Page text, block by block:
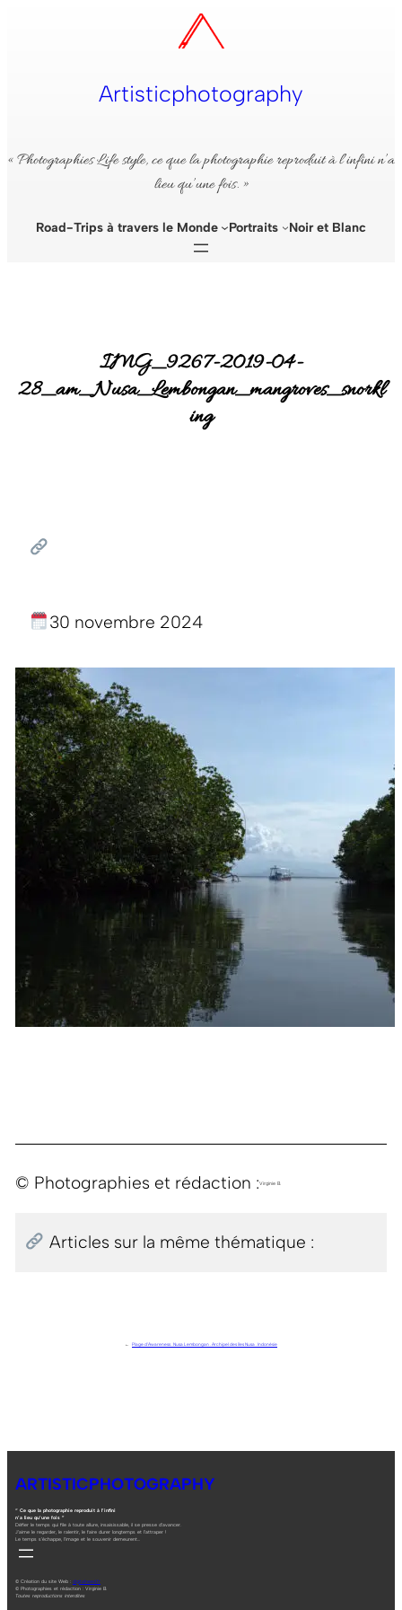
Artisticphotography
« Photographies Life style, ce que la photographie reproduit à l’infini n’a
lieu qu’une fois. »
Road-Trips à travers le Monde Portraits Noir et Blanc
IMG_9267-2019-04-
28_am_Nusa_Lembongan⁩_mangroves_snorkl
ing
30 novembre 2024
© Photographies et rédaction :Virginie B.
Articles sur la même thématique :
← Plage d’Awareness . Nusa Lembongan . Archipel des îles Nusa . Indonésie
ARTISTICPHOTOGRAPHY
“ Ce que la photographie reproduit à l’infini
n’a lieu qu’une fois ”
Défier le temps qui file à toute allure, insaisissable, il se presse d’avancer.
J’aime le regarder, le ralentir, le faire durer longtemps et l’attraper !
Le temps s’échappe, l’image et le souvenir demeurent…
© Création du site Web : digitalneed.fr
© Photographies et rédaction : Virginie B.
Toutes reproductions interdites